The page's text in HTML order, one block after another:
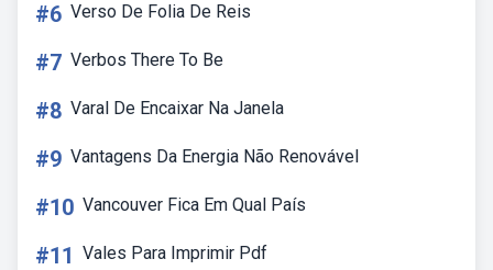
#6 Verso De Folia De Reis
#7 Verbos There To Be
#8 Varal De Encaixar Na Janela
#9 Vantagens Da Energia Não Renovável
#10 Vancouver Fica Em Qual País
#11 Vales Para Imprimir Pdf